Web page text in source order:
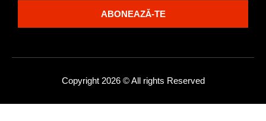
ABONEAZĂ-TE
Copyright 2026 © All rights Reserved